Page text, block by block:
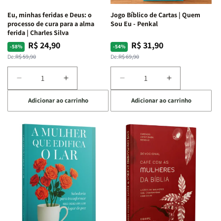
Espirituais
|
Estela
Espirituais
|
Eu, minhas feridas e Deus: o
processo de cura para a alma
ferida | Charles Silva
-58%
Preço
normal
De:R$ 59,90
Preço
promocional
R$ 24,90
Diminuir
a
quantidade
de
Eu,
minhas
feridas
e
Deus:
o
processo
de
cura
para
Aumentar
a
quantidade
de
Eu,
minhas
feridas
e
Deus:
o
processo
de
cura
para
Adicionar ao carrinho
Jogo Bíblico de Cartas | Quem
Sou Eu - Penkal
-54%
Preço
normal
De:R$ 69,90
Preço
promocional
R$ 31,90
Diminuir
a
quantidade
de
Jogo
Bíblico
de
Cartas
Quem
Sou
Eu
Penkal
Aumentar
a
quantidade
de
Jogo
Bíblico
Cartas
|
Quem
Sou
Eu
-
Penkal
Adicionar ao carrinho